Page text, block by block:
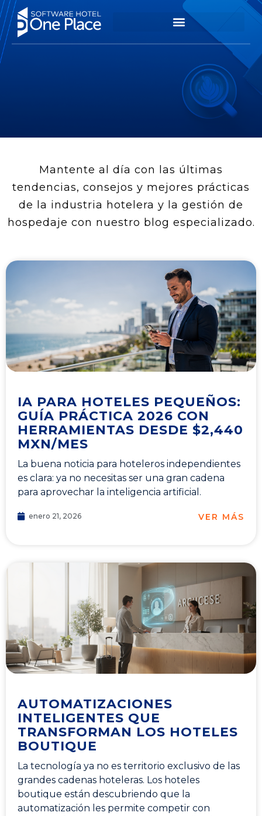
Mantente al día con las últimas
tendencias, consejos y mejores prácticas
de la industria hotelera y la gestión de
hospedaje con nuestro blog especializado.
IA PARA HOTELES PEQUEÑOS:
GUÍA PRÁCTICA 2026 CON
HERRAMIENTAS DESDE $2,440
MXN/MES
La buena noticia para hoteleros independientes
es clara: ya no necesitas ser una gran cadena
para aprovechar la inteligencia artificial.
enero 21, 2026 VER MÁS
AUTOMATIZACIONES
INTELIGENTES QUE
TRANSFORMAN LOS HOTELES
BOUTIQUE
La tecnología ya no es territorio exclusivo de las
grandes cadenas hoteleras. Los hoteles
boutique están descubriendo que la
automatización les permite competir con